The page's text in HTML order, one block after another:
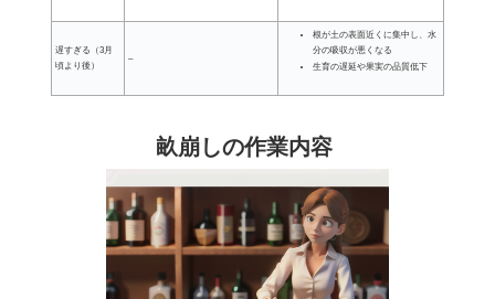
遅すぎる（3月
頃より後）
–
根が土の表面近くに集中し、水
分の吸収が悪くなる
生育の遅延や果実の品質低下
畝崩しの作業内容